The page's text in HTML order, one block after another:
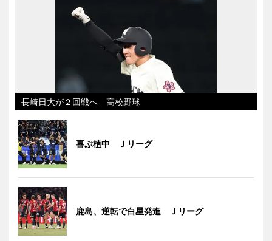
長崎日大が２回戦へ 高校野球
喜ぶ植中 Ｊリーグ
鹿島、逆転で白星発進 Ｊリーグ